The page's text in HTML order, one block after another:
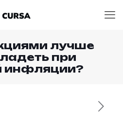
лучше
при
инфляции?